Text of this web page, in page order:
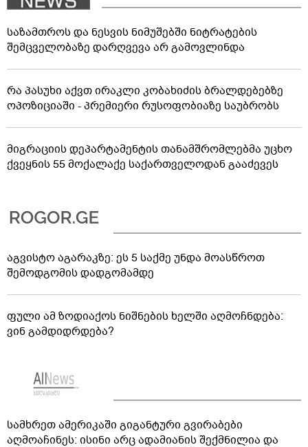
საზამთროს და ნესვის ნიმუშებში ნიტრატების
შემცველობაზე დარღვევა არ გამოვლინდა
რა პასუხი აქვთ ირაკლი კობახიძის ბრალდებებზე
ოპოზიციაში - პრემიერი რუსოფობიაზე საუბრობს
მიგრაციის დეპარტამენტის თანამშრომლებმა უცხო
ქვეყნის 55 მოქალაქე საქართველოდან გააძევეს
აგვისტო აგარაკზე: ეს 5 საქმე უნდა მოასწროთ
შემოდგომის დადგომამდე
ფული ამ ზოდიაქოს ნიშნების ხელში აღმოჩნდება:
ვინ გამდიდრდება?
სამხრეთ ამერიკაში გიგანტური გვირაბები
აღმოაჩინეს: ისინი არც ადამიანის შექმნილია და